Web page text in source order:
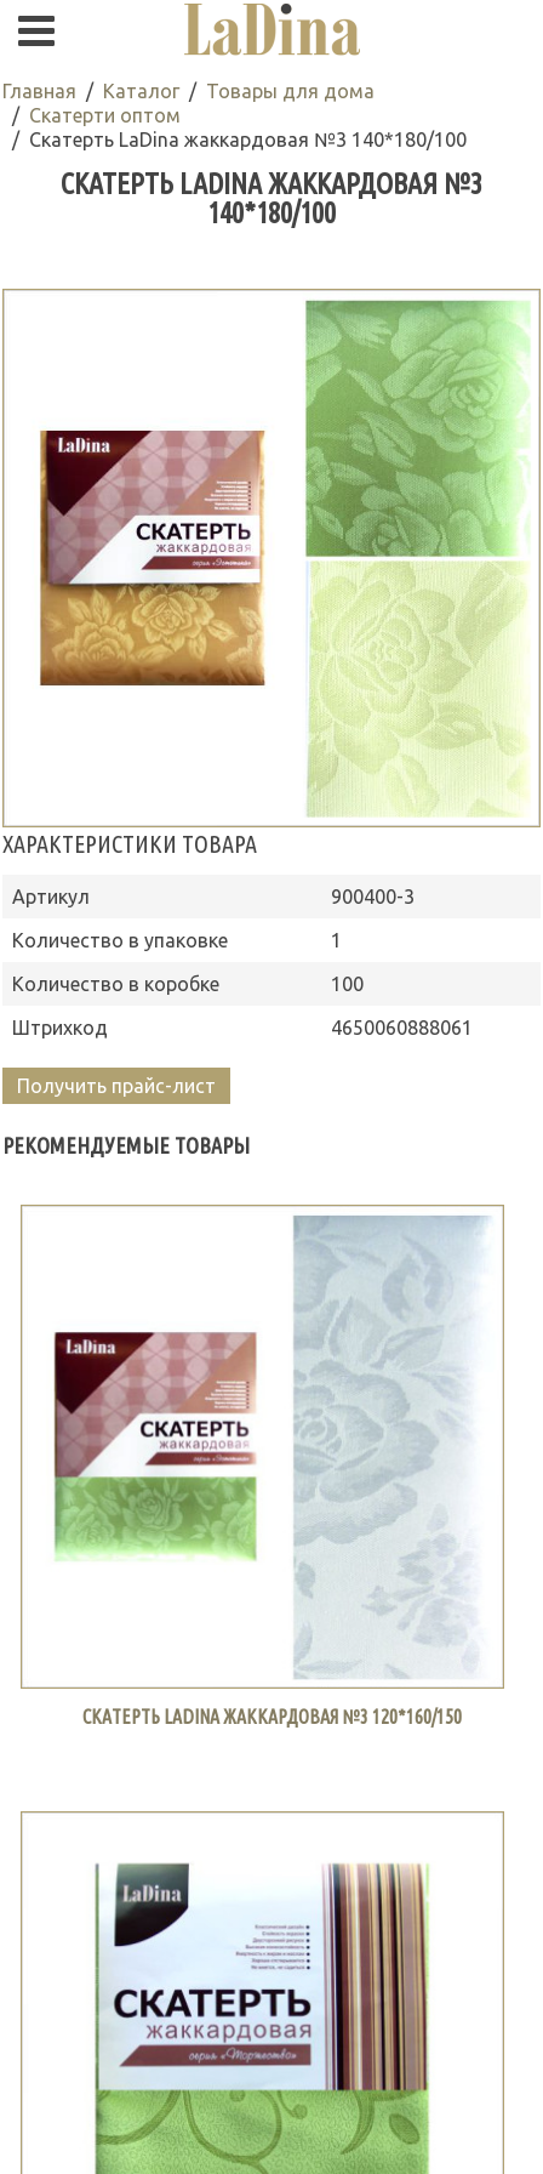
Главная Каталог
Товары для дома
Скатерти оптом
Скатерть LaDina жаккардовая №3 140*180/100
СКАТЕРТЬ LADINA ЖАККАРДОВАЯ №3
140*180/100
ХАРАКТЕРИСТИКИ ТОВАРА
Артикул
900400-3
Количество в упаковке
1
Количество в коробке
100
Штрихкод
4650060888061
Получить прайс-лист
РЕКОМЕНДУЕМЫЕ ТОВАРЫ
СКАТЕРТЬ LADINA ЖАККАРДОВАЯ №3 120*160/150